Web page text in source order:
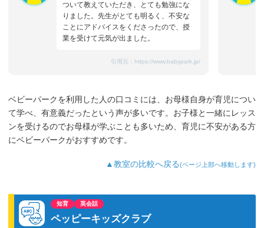
ついて教えていただき、とても勉強にな
りました。先生がとても明るく、不安な
ことにアドバイスをくださったので、授
業を受けて元気が出ました。
引用元： https://www.babypark.jp/
ベビーパークを利用した人の口コミには、お母様自身が育児につい
て学べ、有意義だったという声が多いです。お子様と一緒にレッス
ンを受けるのでお母様が学ぶことも多いため、育児に不安がある方
にベビーパークがおすすめです。
▲教室の比較へ戻る(ページ上部へ移動します)
知育 英会話
ペッピーキッズクラブ